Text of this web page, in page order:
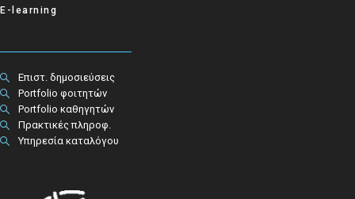
E-learning
Επιστ. δημοσιεύσεις
Portfolio φοιτητών
Portfolio καθηγητών
Πρακτικές πληροφ.​
Υπηρεσία καταλόγου